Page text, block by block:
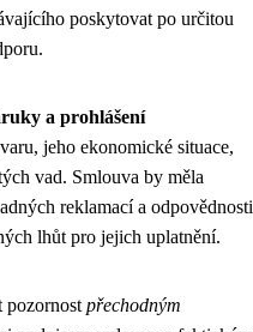
poskytovat po určitou
a prohlášení
jeho ekonomické situace,
vad. Smlouva by měla
reklamací a odpovědnosti
lhůt pro jejich uplatnění.
pozornost přechodným